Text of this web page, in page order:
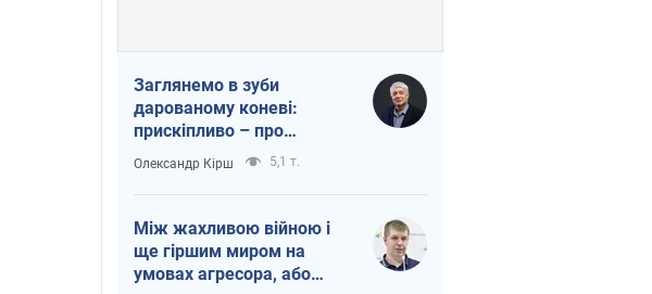
Заглянемо в зуби
дарованому коневі:
прискіпливо – про
допомогу Україні
Олександр Кірш 5,1 т.
Між жахливою війною і
ще гіршим миром на
умовах агресора, або